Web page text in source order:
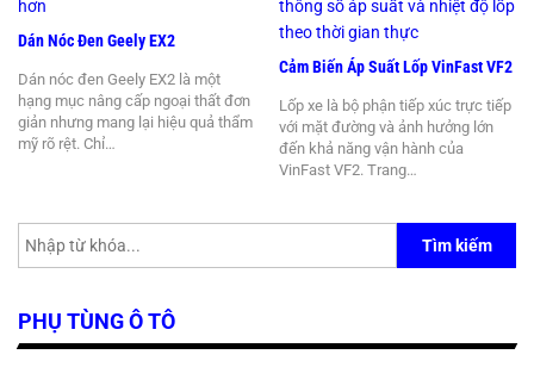
Dán Nóc Đen Geely EX2
Dán nóc đen Geely EX2 là một
hạng mục nâng cấp ngoại thất đơn
giản nhưng mang lại hiệu quả thẩm
mỹ rõ rệt. Chỉ…
Cảm Biến Áp Suất Lốp VinFast VF2
Lốp xe là bộ phận tiếp xúc trực tiếp
với mặt đường và ảnh hưởng lớn
đến khả năng vận hành của
VinFast VF2. Trang…
Tìm kiếm
PHỤ TÙNG Ô TÔ